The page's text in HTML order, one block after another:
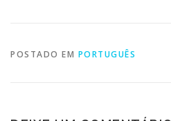
POSTADO EM PORTUGUÊS